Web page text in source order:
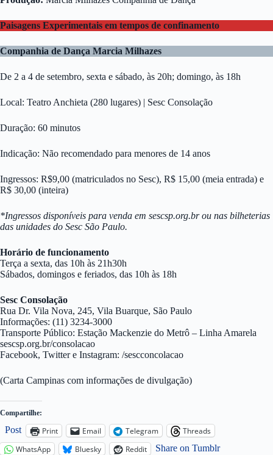
Paisagens Experimentais em tempos de confinamento
Companhia de Dança Marcia Milhazes
De 2 a 4 de setembro, sexta e sábado, às 20h; domingo, às 18h
Local: Teatro Anchieta (280 lugares) | Sesc Consolação
Duração: 60 minutos
Indicação: Não recomendado para menores de 14 anos
Ingressos: R$9,00 (matriculados no Sesc), R$ 15,00 (meia entrada) e
R$ 30,00 (inteira)
*Ingressos disponíveis para venda em sescsp.org.br ou nas bilheterias
das unidades do Sesc São Paulo.
Horário de funcionamento
Terça a sexta, das 10h às 21h30h
Sábados, domingos e feriados, das 10h às 18h
Sesc Consolação
Rua Dr. Vila Nova, 245, Vila Buarque, São Paulo
Informações: (11) 3234-3000
Transporte Público: Estação Mackenzie do Metrô – Linha Amarela
sescsp.org.br/consolacao
Facebook, Twitter e Instagram: /sescconcolacao
(Carta Campinas com informações de divulgação)
Compartilhe:
Post Print Email Telegram
Threads
WhatsApp
Bluesky Reddit Share on Tumblr